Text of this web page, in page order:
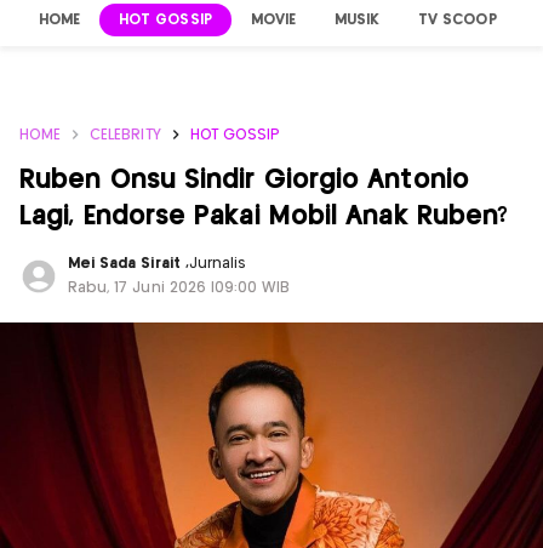
HOME HOT GOSSIP MOVIE MUSIK TV SCOOP
HOME CELEBRITY HOT GOSSIP
Ruben Onsu Sindir Giorgio Antonio
Lagi, Endorse Pakai Mobil Anak Ruben?
Mei Sada Sirait ,Jurnalis
Rabu, 17 Juni 2026 |09:00 WIB